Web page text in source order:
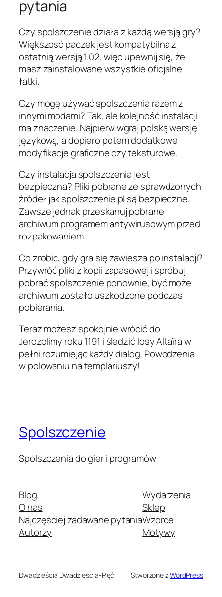
pytania
Czy spolszczenie działa z każdą wersją gry?
Większość paczek jest kompatybilna z
ostatnią wersją 1.02, więc upewnij się, że
masz zainstalowane wszystkie oficjalne
łatki.
Czy mogę używać spolszczenia razem z
innymi modami? Tak, ale kolejność instalacji
ma znaczenie. Najpierw wgraj polską wersję
językową, a dopiero potem dodatkowe
modyfikacje graficzne czy teksturowe.
Czy instalacja spolszczenia jest
bezpieczna? Pliki pobrane ze sprawdzonych
źródeł jak spolszczenie.pl są bezpieczne.
Zawsze jednak przeskanuj pobrane
archiwum programem antywirusowym przed
rozpakowaniem.
Co zrobić, gdy gra się zawiesza po instalacji?
Przywróć pliki z kopii zapasowej i spróbuj
pobrać spolszczenie ponownie, być może
archiwum zostało uszkodzone podczas
pobierania.
Teraz możesz spokojnie wrócić do
Jerozolimy roku 1191 i śledzić losy Altaïra w
pełni rozumiejąc każdy dialog. Powodzenia
w polowaniu na templariuszy!
Spolszczenie
Spolszczenia do gier i programów
Blog
O nas
Najczęściej zadawane pytania
Autorzy
Wydarzenia
Sklep
Wzorce
Motywy
Dwadzieścia Dwadzieścia-Pięć Stworzone zWordPress